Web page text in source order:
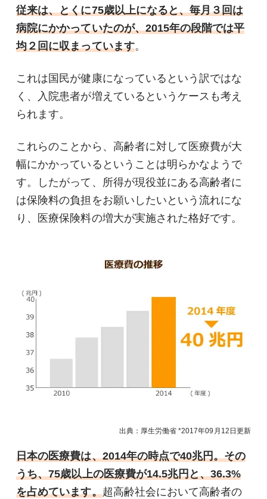
従来は、とくに75歳以上になると、毎月３回は
病院にかかっていたのが、2015年の段階では平
均２回に収まっています。
これは国民が健康になっているという訳ではな
く、入院患者が増えているというケースも考え
られます。
これらのことから、高齢者に対して医療費が大
幅にかかっているということは明らかなようで
す。したがって、所得が現役並にある高齢者に
は保険料の負担をお願いしたいという流れにな
り、医療保険料の増大が実施された格好です。
出典：厚生労働省 2017年09月12日 更新
日本の医療費は、2014年の時点で40兆円。その
うち、75歳以上の医療費が14.5兆円と、36.3%
を占めています。超高齢社会において高齢者の